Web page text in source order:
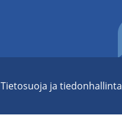
Tie­to­suo­ja ja tie­don­hal­lin­ta